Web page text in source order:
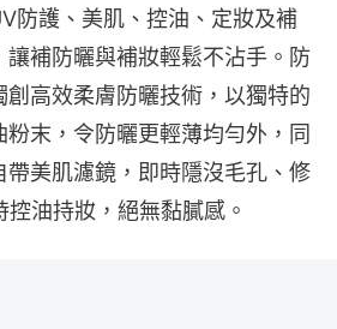
防護、美肌、控油、定妝及補
補防曬與補妝輕鬆不沾手。防
高效柔膚防曬技術，以獨特的
末，令防曬更輕薄均勻外，同
帶美肌濾鏡，即時隱沒毛孔、修
油持妝，絕無黏膩感。